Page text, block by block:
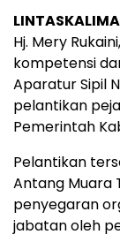
Hj. Mery
kompetensi
Aparatur Sipil
pelantikan
Pemerintah
Pelantikan
Antang Muara
penyegaran
jabatan oleh